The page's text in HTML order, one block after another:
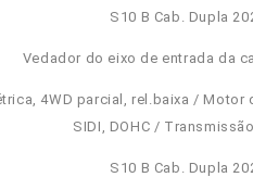
S10 B Cab. Dupla
Vedador do eixo de entrada da
4WD parcial, rel.baixa /
SIDI, DOHC /
S10 B Cab. Dupla